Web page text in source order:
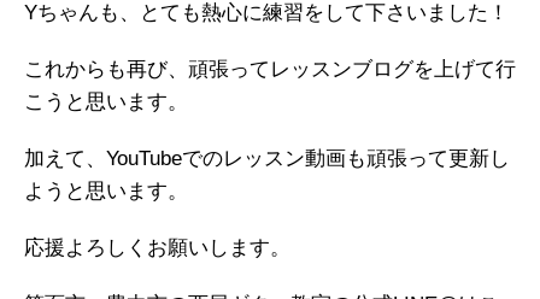
Yちゃんも、とても熱心に練習をして下さいました！
これからも再び、頑張ってレッスンブログを上げて行
こうと思います。
加えて、YouTubeでのレッスン動画も頑張って更新し
ようと思います。
応援よろしくお願いします。